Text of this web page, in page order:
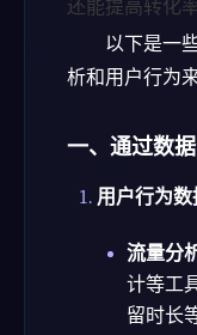
还能提高转化
以下是一
析和用户行为
一、通过数
用户行为
流量分
计等工
留时长